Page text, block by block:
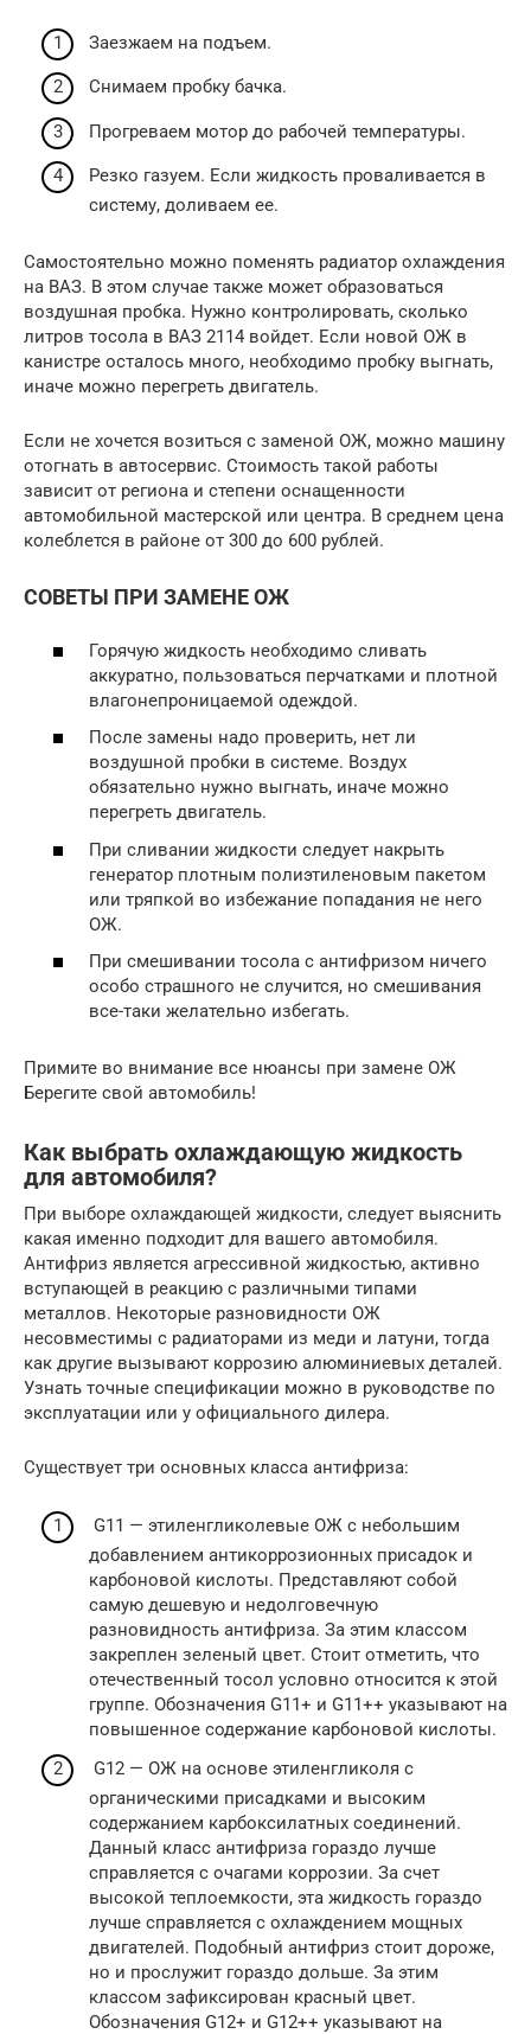
Заезжаем на подъем.
Снимаем пробку бачка.
Прогреваем мотор до рабочей температуры.
Резко газуем. Если жидкость проваливается в
систему, доливаем ее.
Самостоятельно можно поменять радиатор охлаждения
на ВАЗ. В этом случае также может образоваться
воздушная пробка. Нужно контролировать, сколько
литров тосола в ВАЗ 2114 войдет. Если новой ОЖ в
канистре осталось много, необходимо пробку выгнать,
иначе можно перегреть двигатель.
Если не хочется возиться с заменой ОЖ, можно машину
отогнать в автосервис. Стоимость такой работы
зависит от региона и степени оснащенности
автомобильной мастерской или центра. В среднем цена
колеблется в районе от 300 до 600 рублей.
СОВЕТЫ ПРИ ЗАМЕНЕ ОЖ
Горячую жидкость необходимо сливать
аккуратно, пользоваться перчатками и плотной
влагонепроницаемой одеждой.
После замены надо проверить, нет ли
воздушной пробки в системе. Воздух
обязательно нужно выгнать, иначе можно
перегреть двигатель.
При сливании жидкости следует накрыть
генератор плотным полиэтиленовым пакетом
или тряпкой во избежание попадания не него
ОЖ.
При смешивании тосола с антифризом ничего
особо страшного не случится, но смешивания
все-таки желательно избегать.
Примите во внимание все нюансы при замене ОЖ
Берегите свой автомобиль!
Как выбрать охлаждающую жидкость
для автомобиля?
При выборе охлаждающей жидкости, следует выяснить
какая именно подходит для вашего автомобиля.
Антифриз является агрессивной жидкостью, активно
вступающей в реакцию с различными типами
металлов. Некоторые разновидности ОЖ
несовместимы с радиаторами из меди и латуни, тогда
как другие вызывают коррозию алюминиевых деталей.
Узнать точные спецификации можно в руководстве по
эксплуатации или у официального дилера.
Существует три основных класса антифриза:
G11 — этиленгликолевые ОЖ с небольшим
добавлением антикоррозионных присадок и
карбоновой кислоты. Представляют собой
самую дешевую и недолговечную
разновидность антифриза. За этим классом
закреплен зеленый цвет. Стоит отметить, что
отечественный тосол условно относится к этой
группе. Обозначения G11+ и G11++ указывают на
повышенное содержание карбоновой кислоты.
G12 — ОЖ на основе этиленгликоля с
органическими присадками и высоким
содержанием карбоксилатных соединений.
Данный класс антифриза гораздо лучше
справляется с очагами коррозии. За счет
высокой теплоемкости, эта жидкость гораздо
лучше справляется с охлаждением мощных
двигателей. Подобный антифриз стоит дороже,
но и прослужит гораздо дольше. За этим
классом зафиксирован красный цвет.
Обозначения G12+ и G12++ указывают на